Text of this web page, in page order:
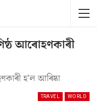
আৰোহণকাৰী
হ'ল আৰিষ্কা
TRAVEL WORLD